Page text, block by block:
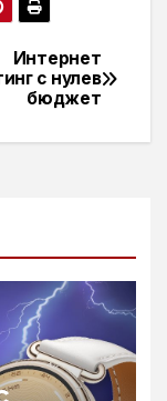
Интернет
с нулев
бюджет